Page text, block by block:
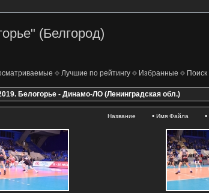
(Белгород)
Лучшие по рейтингу Избранные Поиск
Белогорье - Динамо-ЛО (Ленинградская обл.)
Название • Имя Файла •